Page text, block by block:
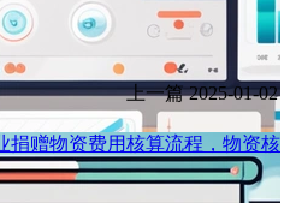
上一篇 2025-01-02
捐赠物资费用核算流程，物资核